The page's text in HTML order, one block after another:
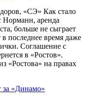
«СЭ» Как стало
Норманн, аренда
больше не сыграет
последнее время даже
Соглашение с
в «Ростов».
«Ростова» на правах